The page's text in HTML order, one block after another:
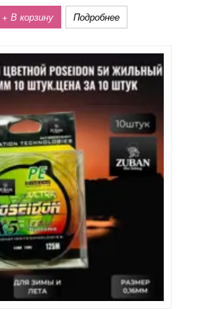
+ В корзину Подробнее